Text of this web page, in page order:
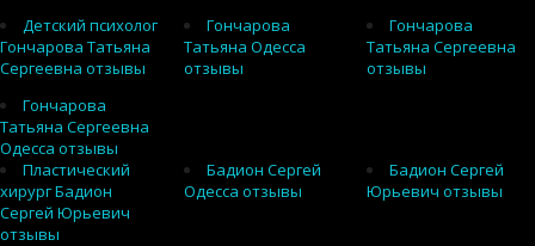
Детский психолог
Гончарова Татьяна
Сергеевна отзывы
Гончарова
Татьяна Одесса
отзывы
Гончарова
Татьяна Сергеевна
отзывы
Гончарова
Татьяна Сергеевна
Одесса отзывы
Пластический
хирург Бадион
Сергей Юрьевич
отзывы
Бадион Сергей
Одесса отзывы
Бадион Сергей
Юрьевич отзывы